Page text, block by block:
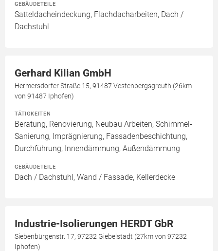
GEBÄUDETEILE
Satteldacheindeckung, Flachdacharbeiten, Dach /
Dachstuhl
Gerhard Kilian GmbH
Hermersdorfer Straße 15, 91487 Vestenbergsgreuth (26km
von 91487 Iphofen)
TÄTIGKEITEN
Beratung, Renovierung, Neubau Arbeiten, Schimmel-
Sanierung, Imprägnierung, Fassadenbeschichtung,
Durchführung, Innendämmung, Außendämmung
GEBÄUDETEILE
Dach / Dachstuhl, Wand / Fassade, Kellerdecke
Industrie-Isolierungen HERDT GbR
Siebenbürgenstr. 17, 97232 Giebelstadt (27km von 97232
Iphofen)